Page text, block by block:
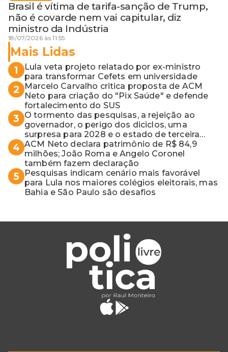
Brasil é vítima de tarifa-sanção de Trump,
não é covarde nem vai capitular, diz
ministro da Indústria
18/07/2026 às 11:55
Mais Lidas
1
Lula veta projeto relatado por ex-ministro
para transformar Cefets em universidade
2
Marcelo Carvalho critica proposta de ACM
Neto para criação do "Pix Saúde" e defende
fortalecimento do SUS
3
O tormento das pesquisas, a rejeição ao
governador, o perigo dos diciclos, uma
surpresa para 2028 e o estado de terceira
guerra mundial
4 ACM Neto declara patrimônio de R$ 84,9
milhões; João Roma e Angelo Coronel
também fazem declaração
5
Pesquisas indicam cenário mais favorável
para Lula nos maiores colégios eleitorais, mas
Bahia e São Paulo são desafios